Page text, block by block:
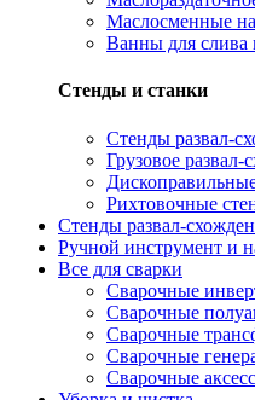
Маслосменные
Ванны для слива
Стенды и станки
Стенды развал-
Грузовое развал-
Рихтовочные
Стенды развал-
Ручной инструмент и
Все для сварки
Сварочные
Сварочные
Сварочные
Сварочные
Сварочные